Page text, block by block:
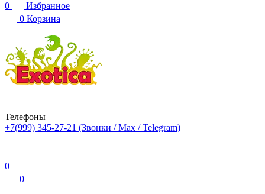
0
Избранное
0 Корзина
Телефоны
+7(999) 345-27-21 (Звонки / Max / Telegram)
0
0